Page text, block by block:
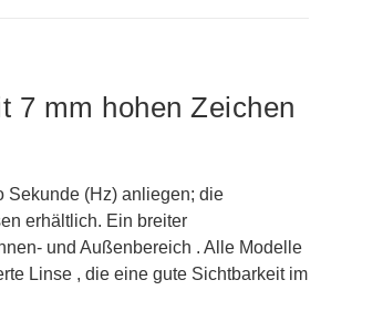
7 mm hohen Zeichen
Sekunde (Hz) anliegen; die
erhältlich. Ein breiter
und Außenbereich . Alle Modelle
Linse , die eine gute Sichtbarkeit im